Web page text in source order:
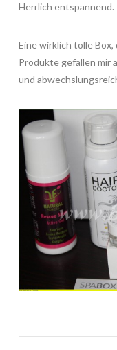
Herrlich entspannend.
Eine wirklich tolle
Produkte gefallen mir
und